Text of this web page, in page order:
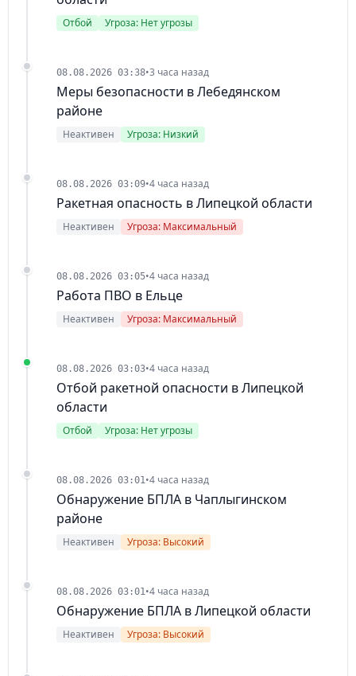
Отбой Угроза: Нет угрозы
08.08.2026 03:38•3 часа назад
Меры безопасности в Лебедянском
районе
Неактивен Угроза: Низкий
08.08.2026 03:09•4 часа назад
Ракетная опасность в Липецкой области
Неактивен Угроза: Максимальный
08.08.2026 03:05•4 часа назад
Работа ПВО в Ельце
Неактивен Угроза: Максимальный
08.08.2026 03:03•4 часа назад
Отбой ракетной опасности в Липецкой
области
Отбой Угроза: Нет угрозы
08.08.2026 03:01•4 часа назад
Обнаружение БПЛА в Чаплыгинском
районе
Неактивен Угроза: Высокий
08.08.2026 03:01•4 часа назад
Обнаружение БПЛА в Липецкой области
Неактивен Угроза: Высокий